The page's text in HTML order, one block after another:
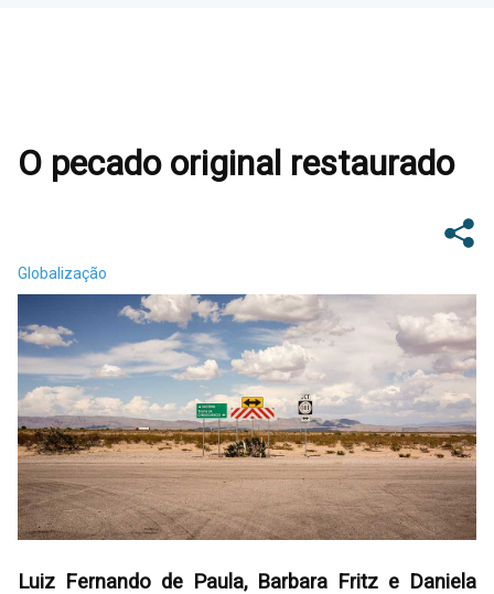
O pecado original restaurado
Globalização
Luiz Fernando de Paula, Barbara Fritz e Daniela